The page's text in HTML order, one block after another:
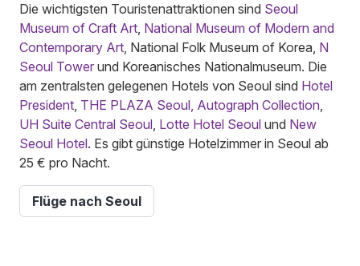
Die wichtigsten Touristenattraktionen sind Seoul
Museum of Craft Art, National Museum of Modern and
Contemporary Art, National Folk Museum of Korea, N
Seoul Tower und Koreanisches Nationalmuseum. Die
am zentralsten gelegenen Hotels von Seoul sind Hotel
President, THE PLAZA Seoul, Autograph Collection,
UH Suite Central Seoul, Lotte Hotel Seoul und New
Seoul Hotel. Es gibt günstige Hotelzimmer in Seoul ab
25 € pro Nacht.
Flüge nach Seoul